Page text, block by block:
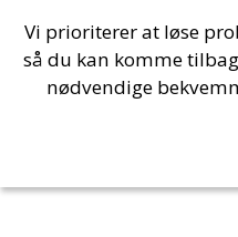
Vi prioriterer at løse
så du kan komme
nødvendige